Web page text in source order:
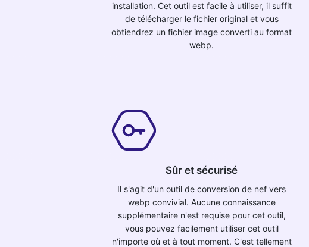
installation. Cet outil est facile à utiliser, il suffit
de télécharger le fichier original et vous
obtiendrez un fichier image converti au format
webp.
Sûr et sécurisé
Il s'agit d'un outil de conversion de nef vers
webp convivial. Aucune connaissance
supplémentaire n'est requise pour cet outil,
vous pouvez facilement utiliser cet outil
n'importe où et à tout moment. C'est tellement